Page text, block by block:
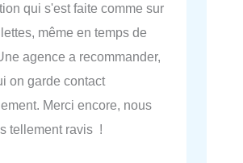
qui s'est faite comme sur
même en temps de
agence a recommander,
on garde contact
Merci encore, nous
tellement ravis !